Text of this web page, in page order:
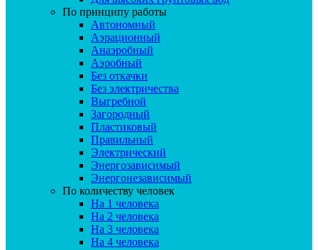
По принципу работы
Автономный
Аэрационный
Анаэробный
Аэробный
Без откачки
Без электричества
Выгребной
Загородный
Пластиковый
Правильный
Электрический
Энергозависимый
Энергонезависимый
По количеству человек
На 1 человека
На 2 человека
На 3 человека
На 4 человека